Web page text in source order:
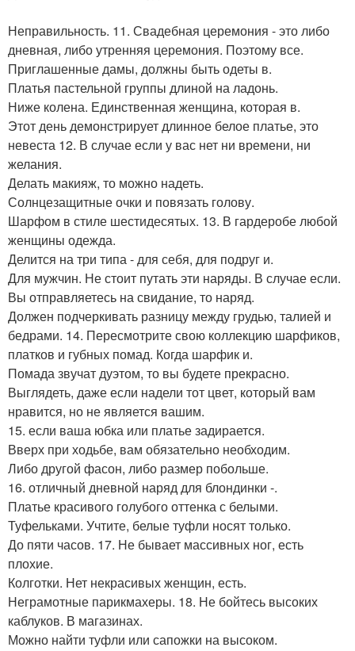
Неправильность. 11. Свадебная церемония - это либо
дневная, либо утренняя церемония. Поэтому все.
Приглашенные дамы, должны быть одеты в.
Платья пастельной группы длиной на ладонь.
Ниже колена. Единственная женщина, которая в.
Этот день демонстрирует длинное белое платье, это
невеста 12. В случае если у вас нет ни времени, ни
желания.
Делать макияж, то можно надеть.
Солнцезащитные очки и повязать голову.
Шарфом в стиле шестидесятых. 13. В гардеробе любой
женщины одежда.
Делится на три типа - для себя, для подруг и.
Для мужчин. Не стоит путать эти наряды. В случае если.
Вы отправляетесь на свидание, то наряд.
Должен подчеркивать разницу между грудью, талией и
бедрами. 14. Пересмотрите свою коллекцию шарфиков,
платков и губных помад. Когда шарфик и.
Помада звучат дуэтом, то вы будете прекрасно.
Выглядеть, даже если надели тот цвет, который вам
нравится, но не является вашим.
15. если ваша юбка или платье задирается.
Вверх при ходьбе, вам обязательно необходим.
Либо другой фасон, либо размер побольше.
16. отличный дневной наряд для блондинки -.
Платье красивого голубого оттенка с белыми.
Туфельками. Учтите, белые туфли носят только.
До пяти часов. 17. Не бывает массивных ног, есть
плохие.
Колготки. Нет некрасивых женщин, есть.
Неграмотные парикмахеры. 18. Не бойтесь высоких
каблуков. В магазинах.
Можно найти туфли или сапожки на высоком.